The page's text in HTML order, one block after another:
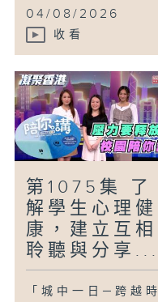
04/08/2026
收看
第1075集 了
解學生心理健
康，建立互相
聆聽與分享...
「城中一日─跨越時